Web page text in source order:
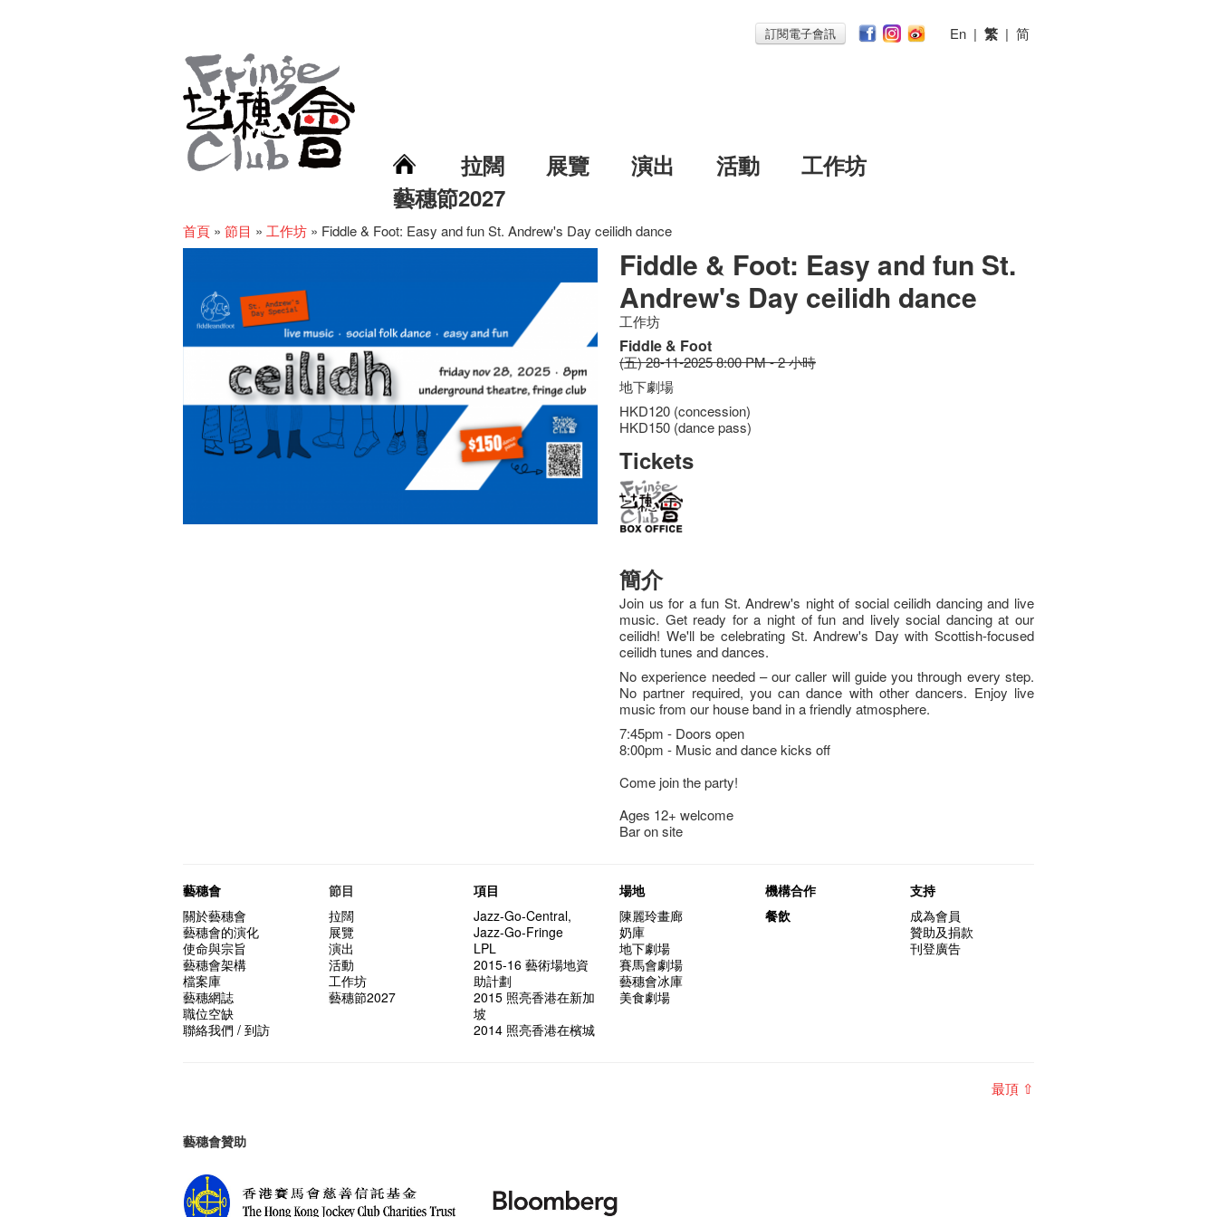
訂閱電子會訊 En | 繁 | 简
拉闊 展覽 演出 活動
工作坊
藝穗節2027
首頁 » 節目 » 工作坊 » Fiddle & Foot: Easy and fun St. Andrew's Day ceilidh dance
Fiddle & Foot: Easy and fun St.
Andrew's Day ceilidh dance
工作坊
Fiddle & Foot
(五) 28-11-2025 8:00 PM - 2 小時
地下劇場
HKD120 (concession)
HKD150 (dance pass)
Tickets
簡介
Join us for a fun St. Andrew's night of social ceilidh dancing and live
music. Get ready for a night of fun and lively social dancing at our
ceilidh! We'll be celebrating St. Andrew's Day with Scottish-focused
ceilidh tunes and dances.
No experience needed – our caller will guide you through every step.
No partner required, you can dance with other dancers. Enjoy live
music from our house band in a friendly atmosphere.
7:45pm - Doors open
8:00pm - Music and dance kicks off
Come join the party!
Ages 12+ welcome
Bar on site
藝穗會
關於藝穗會
藝穗會的演化
使命與宗旨
藝穗會架構
檔案庫
藝穗網誌
職位空缺
聯絡我們 / 到訪
節目
拉闊
展覽
演出
活動
工作坊
藝穗節2027
項目
Jazz-Go-Central,
Jazz-Go-Fringe
LPL
2015-16 藝術場地資
助計劃
2015 照亮香港在新加
坡
2014 照亮香港在檳城
場地
陳麗玲畫廊
奶庫
地下劇場
賽馬會劇場
藝穗會冰庫
美食劇場
機構合作
餐飲
支持
成為會員
贊助及捐款
刊登廣告
最頂 ⇧
藝穗會贊助